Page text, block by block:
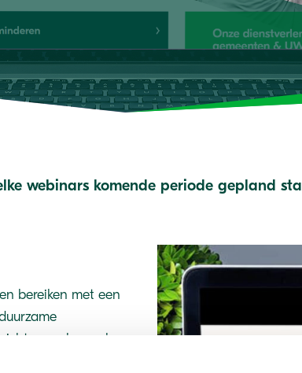
webinars komende periode gepland
bereiken met een
en bespreken